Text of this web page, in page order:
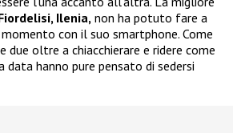
Ilenia,non ha potuto fare a
con il suo smartphone. Come
oltre a chiacchierare e ridere come
data hanno pure pensato di sedersi